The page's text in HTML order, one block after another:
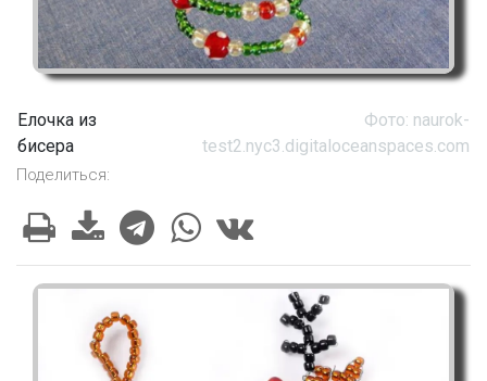
Елочка из
бисера
Фото: naurok-
test2.nyc3.digitaloceanspaces.com
Поделиться: